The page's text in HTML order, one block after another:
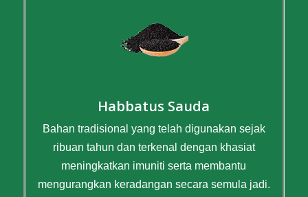
Habbatus Sauda
Bahan tradisional yang telah digunakan sejak
ribuan tahun dan terkenal dengan khasiat
meningkatkan imuniti serta membantu
mengurangkan keradangan secara semula jadi.